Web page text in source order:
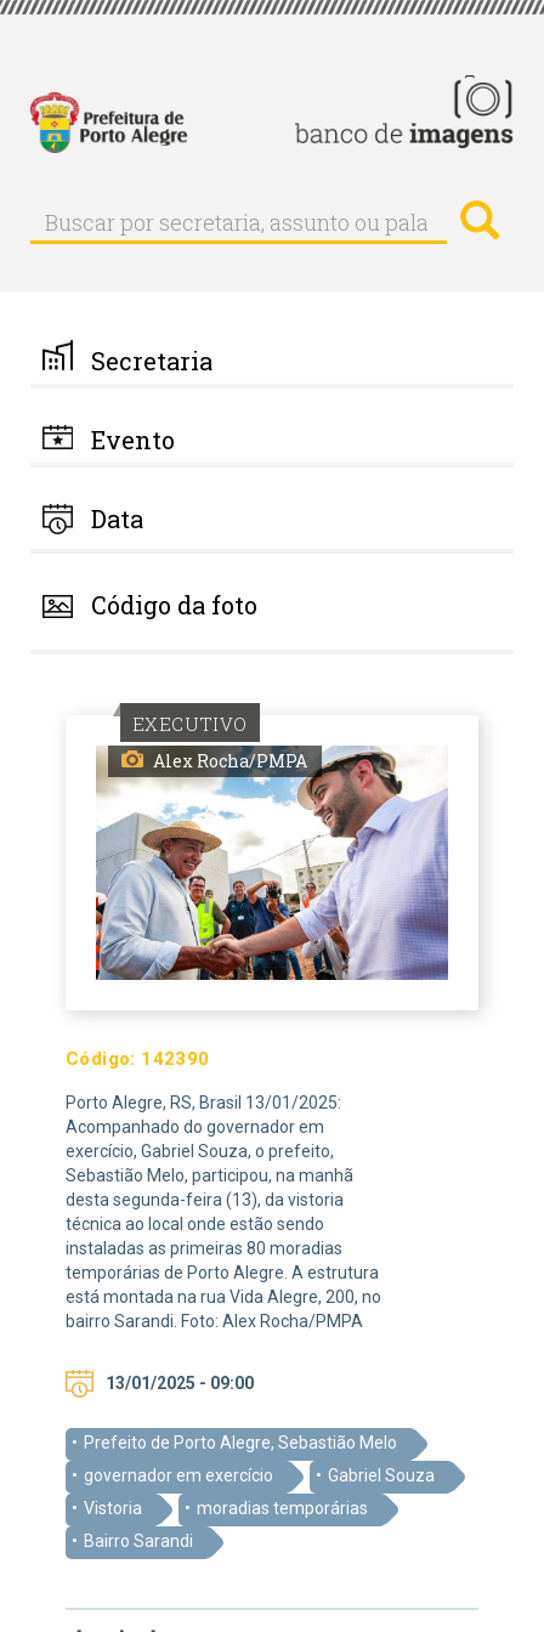
Pular
principal
Buscar
Buscar
por
palavra-
chave
Secretaria
Evento
Data
Código da foto
EXECUTIVO
Alex Rocha/PMPA
Código: 142390
Porto Alegre, RS, Brasil 13/01/2025:
Acompanhado do governador em
exercício, Gabriel Souza, o prefeito,
Sebastião Melo, participou, na manhã
desta segunda-feira (13), da vistoria
técnica ao local onde estão sendo
instaladas as primeiras 80 moradias
temporárias de Porto Alegre. A estrutura
está montada na rua Vida Alegre, 200, no
bairro Sarandi. Foto: Alex Rocha/PMPA
13/01/2025 - 09:00
Prefeito de Porto Alegre, Sebastião Melo
governador em exercício
Gabriel Souza
Vistoria
moradias temporárias
Bairro Sarandi